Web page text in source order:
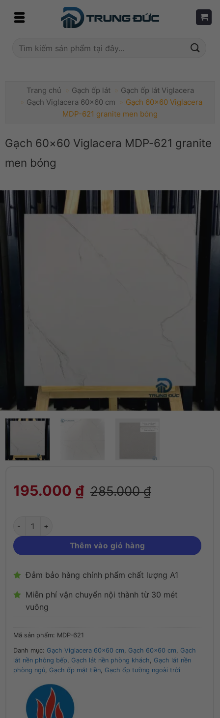
Tìm
Trang chủ » Gạch ốp lát » Gạch ốp lát Viglacera
» Gạch Viglacera 60x60 cm » Gạch 60×60 Viglacera
MDP-621 granite men bóng
Gạch 60×60 Viglacera MDP-621 granite
men bóng
195.000 ₫ 285.000₫
Gạch 60x60 Viglacera MDP-621 granite
Thêm vào giỏ hàng
Đảm bảo hàng chính phẩm chất lượng A1
Miễn phí vận chuyển nội thành từ 30 mét
vuông
Mã sản phẩm: MDP-621
Danh mục: Gạch Viglacera 60x60 cm Gạch 60x60 cm
Gạch
lát nền phòng bếp
Gạch lát nền phòng khách
Gạch lát nền
phòng ngủ, Gạch ốp mặt tiền, Gạch ốp tường ngoài trời